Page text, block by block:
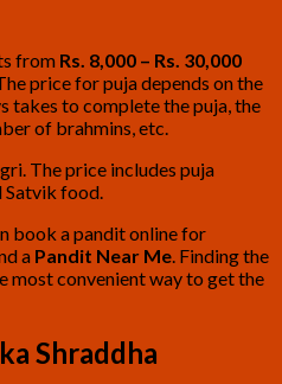
from Rs. 8,000 – Rs. 30,000
price for puja depends on the
takes to complete the puja, the
of brahmins, etc.
The price includes puja
Satvik food.
book a pandit online for
a Pandit Near Me. Finding the
most convenient way to get the
Shraddha